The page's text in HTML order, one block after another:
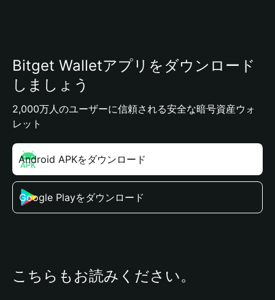
Bitget Walletアプリをダウンロード
しましょう
2,000万人のユーザーに信頼される安全な暗号資産ウォ
レット
Android APKをダウンロード
Google Playをダウンロード
こちらもお読みください。